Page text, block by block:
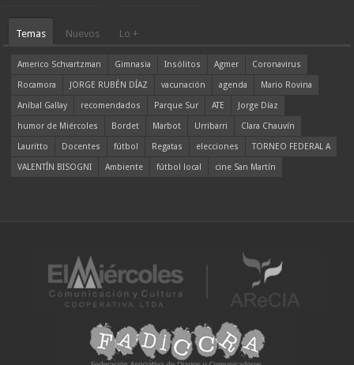
Temas Nuevos Lo +
Americo Schvartzman Gimnasia Insólitos Agmer
Coronavirus
Rocamora
JORGE RUBÉN DÍAZ vacunación agenda
Mario Rovina
Aníbal Gallay
recomendados Parque Sur ATE
Jorge Díaz
humor de Miércoles
Bordet Marbot Urribarri
Clara Chauvín
Lauritto
Docentes fútbol Regatas elecciones
TORNEO FEDERAL A
VALENTÍN BISOGNI
Ambiente fútbol local cine San Martín